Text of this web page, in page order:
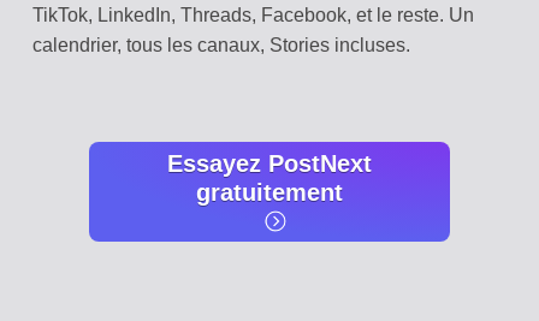
TikTok, LinkedIn, Threads, Facebook, et le reste. Un
calendrier, tous les canaux, Stories incluses.
Essayez PostNext
gratuitement